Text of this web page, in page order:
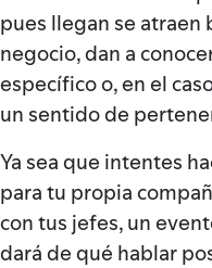
pues llegan se atraen
negocio, dan a
específico o, en el
un sentido de
Ya sea que intentes
para tu propia
con tus jefes, un
dará de qué hablar